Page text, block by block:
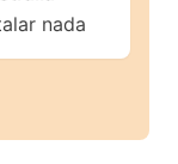
nada